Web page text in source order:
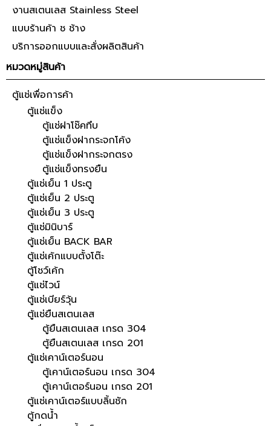
งานสเตนเลส Stainless Steel
แบบร้านค้า ช ช้าง
บริการออกแบบและสั่งผลิตสินค้า
หมวดหมู่สินค้า
ตู้แช่เพื่อการค้า
ตู้แช่แข็ง
ตู้แช่ฝาโช๊คทึบ
ตู้แช่แข็งฝากระจกโค้ง
ตู้แช่แข็งฝากระจกตรง
ตู้แช่แข็งทรงยืน
ตู้แช่เย็น 1 ประตู
ตู้แช่เย็น 2 ประตู
ตู้แช่เย็น 3 ประตู
ตู้แช่มินิบาร์
ตู้แช่เย็น BACK BAR
ตู้แช่เค้กแบบตั้งโต๊ะ
ตู้โชว์เค้ก
ตู้แช่ไวน์
ตู้แช่เบียร์วุ้น
ตู้แช่ยืนสเตนเลส
ตู้ยืนสเตนเลส เกรด 304
ตู้ยืนสเตนเลส เกรด 201
ตู้แช่เคาน์เตอร์นอน
ตู้เคาน์เตอร์นอน เกรด 304
ตู้เคาน์เตอร์นอน เกรด 201
ตู้แช่เคาน์เตอร์แบบลิ้นชัก
ตู้กดน้ำ